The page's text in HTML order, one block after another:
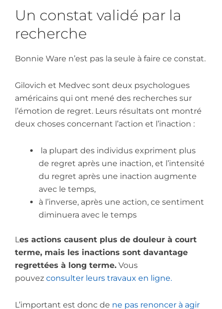
Un constat validé par la
recherche
Bonnie Ware n’est pas la seule à faire ce constat.
Gilovich et Medvec sont deux psychologues
américains qui ont mené des recherches sur
l’émotion de regret. Leurs résultats ont montré
deux choses concernant l’action et l’inaction :
la plupart des individus expriment plus
de regret après une inaction, et l’intensité
du regret après une inaction augmente
avec le temps,
à l’inverse, après une action, ce sentiment
diminuera avec le temps
L es actions causent plus de douleur à court
terme, mais les inactions sont davantage
regrettées à long terme. Vous
pouvez consulter leurs travaux en ligne.
L’important est donc de ne pas renoncer à agir